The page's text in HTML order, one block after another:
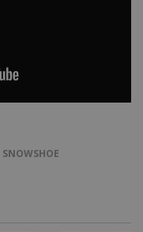
SNOWSHOE